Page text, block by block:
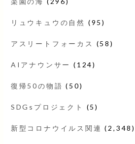
リュウキュウの自然 (95)
アスリートフォーカス (58)
AIアナウンサー (124)
復帰50の物語 (50)
SDGsプロジェクト (5)
新型コロナウイルス関連 (2,348)